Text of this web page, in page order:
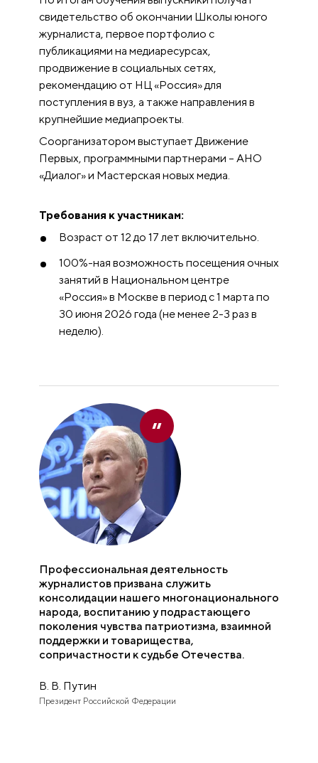
свидетельство об окончании Школы юного
журналиста, первое портфолио с
публикациями на медиаресурсах,
продвижение в социальных сетях,
рекомендацию от НЦ «Россия» для
поступления в вуз, а также направления в
крупнейшие медиапроекты.
Соорганизатором выступает Движение
Первых, программными партнерами – АНО
«Диалог» и Мастерская новых медиа.
Требования к участникам:
Возраст от 12 до 17 лет включительно.
100%-ная возможность посещения очных
занятий в Национальном центре
«Россия» в Москве в период с 1 марта по
30 июня 2026 года (не менее 2-3 раз в
неделю).
Профессиональная деятельность
журналистов призвана служить
консолидации нашего многонационального
народа, воспитанию у подрастающего
поколения чувства патриотизма, взаимной
поддержки и товарищества,
сопричастности к судьбе Отечества.
В. В. Путин
Президент Российской Федерации